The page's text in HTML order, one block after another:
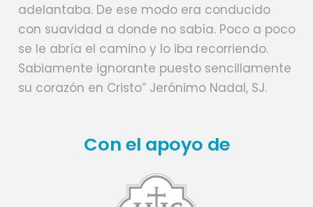
adelantaba. De ese modo era conducido
con suavidad a donde no sabía. Poco a poco
se le abría el camino y lo iba recorriendo.
Sabiamente ignorante puesto sencillamente
su corazón en Cristo” Jerónimo Nadal, SJ.
Con el apoyo de